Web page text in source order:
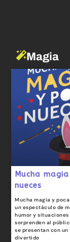
Magia
Mucha
nueces
Mucha magia y
un espectáculo de
humor y situaciones
sorprenden al
se presentan con un
divertido